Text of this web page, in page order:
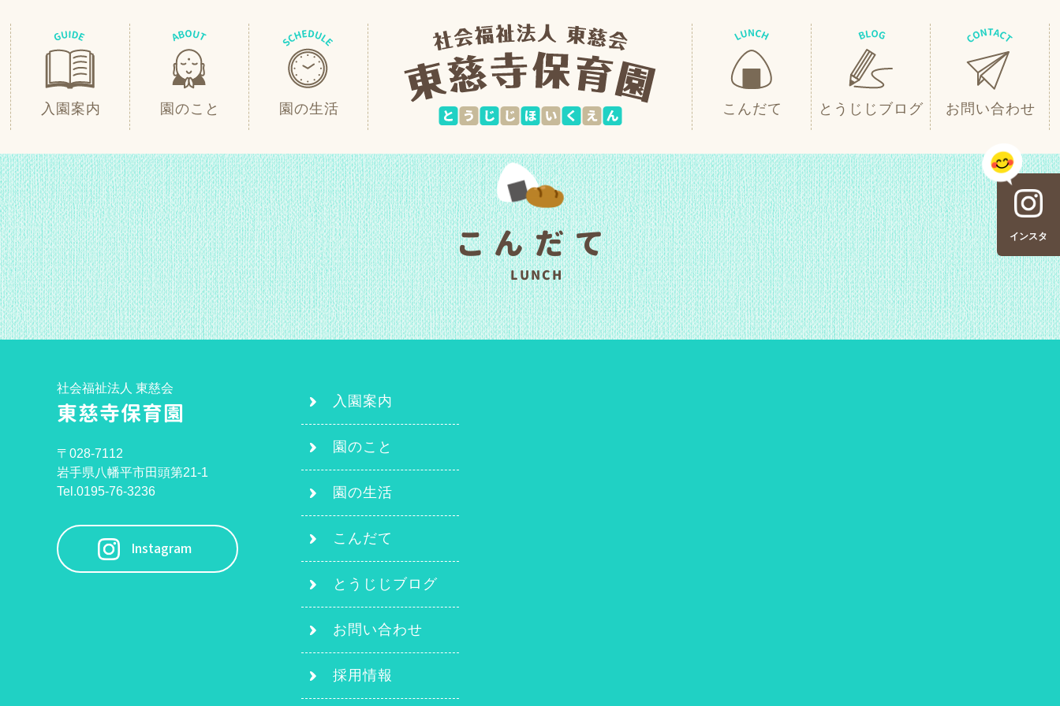
入園案内 園のこと 園の生活 こんだて とうじじブログ お問い合わせ
インスタ
こんだて
LUNCH
社会福祉法人 東慈会
東慈寺保育園
〒028-7112
岩手県八幡平市田頭第21-1
Tel.0195-76-3236
Instagram
入園案内
園のこと
園の生活
こんだて
とうじじブログ
お問い合わせ
採用情報